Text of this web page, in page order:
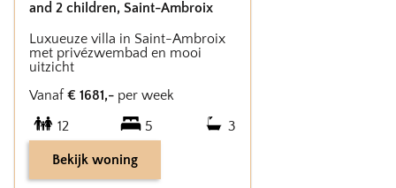
and 2 children, Saint-Ambroix
Luxueuze villa in Saint-Ambroix
met privézwembad en mooi
uitzicht
Vanaf € 1681,- per week
12
5 3
Bekijk woning